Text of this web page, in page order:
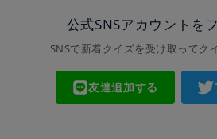
公式SNSアカウントを
SNSで新着クイズを受け取ってク
友達追加する